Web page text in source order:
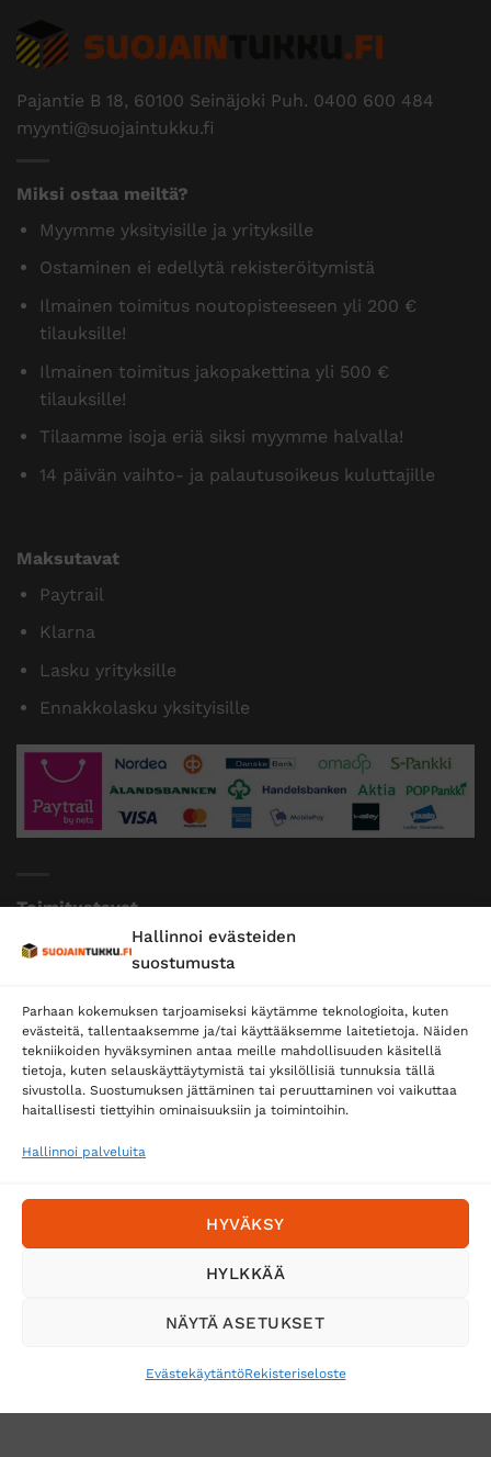
Hallinnoi evästeiden
suostumusta
Parhaan kokemuksen tarjoamiseksi käytämme teknologioita, kuten
evästeitä, tallentaaksemme ja/tai käyttääksemme laitetietoja. Näiden
tekniikoiden hyväksyminen antaa meille mahdollisuuden käsitellä
tietoja, kuten selauskäyttäytymistä tai yksilöllisiä tunnuksia tällä
sivustolla. Suostumuksen jättäminen tai peruuttaminen voi vaikuttaa
haitallisesti tiettyihin ominaisuuksiin ja toimintoihin.
Hallinnoi palveluita
HYVÄKSY
HYLKKÄÄ
NÄYTÄ ASETUKSET
EvästekäytäntöRekisteriseloste
Pajantie B 18, 60100 Seinäjoki Puh. 0400 600 484
myynti@suojaintukku.fi
Miksi ostaa meiltä?
Myymme yksityisille ja yrityksille
Ostaminen ei edellytä rekisteröitymistä
Ilmainen toimitus noutopisteeseen yli 200 €
tilauksille!
Ilmainen toimitus jakopakettina yli 500 €
tilauksille!
Tilaamme isoja eriä siksi myymme halvalla!
14 päivän vaihto- ja palautusoikeus kuluttajille
Maksutavat
Paytrail
Klarna
Lasku yrityksille
Ennakkolasku yksityisille
Toimitustavat
Posti
Postnord
Tilaa uutiskirje ja saat erikoisalennuksia